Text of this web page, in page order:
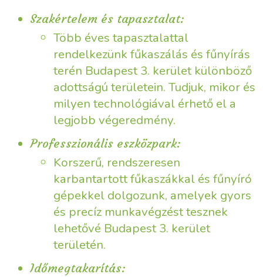
Szakértelem és tapasztalat:
Több éves tapasztalattal
rendelkezünk fűkaszálás és fűnyírás
terén Budapest 3. kerület különböző
adottságú területein. Tudjuk, mikor és
milyen technológiával érhető el a
legjobb végeredmény.
Professzionális eszközpark:
Korszerű, rendszeresen
karbantartott fűkaszákkal és fűnyíró
gépekkel dolgozunk, amelyek gyors
és precíz munkavégzést tesznek
lehetővé Budapest 3. kerület
területén.
Időmegtakarítás: